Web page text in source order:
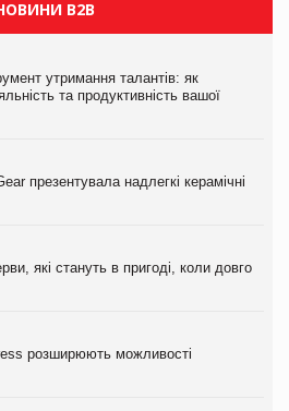
B2B
утримання талантів: як
та продуктивність вашої
презентувала надлегкі керамічні
які стануть в пригоді, коли довго
розширюють можливості